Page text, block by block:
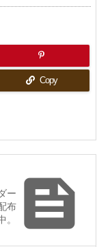
Copy

ー
布
。